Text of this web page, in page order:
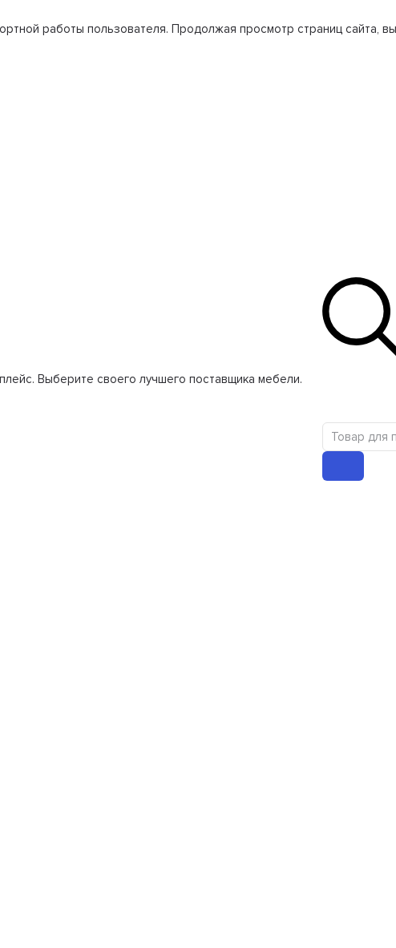
работы пользователя. Продолжая просмотр страниц сайта,
Выберите своего лучшего поставщика мебели.